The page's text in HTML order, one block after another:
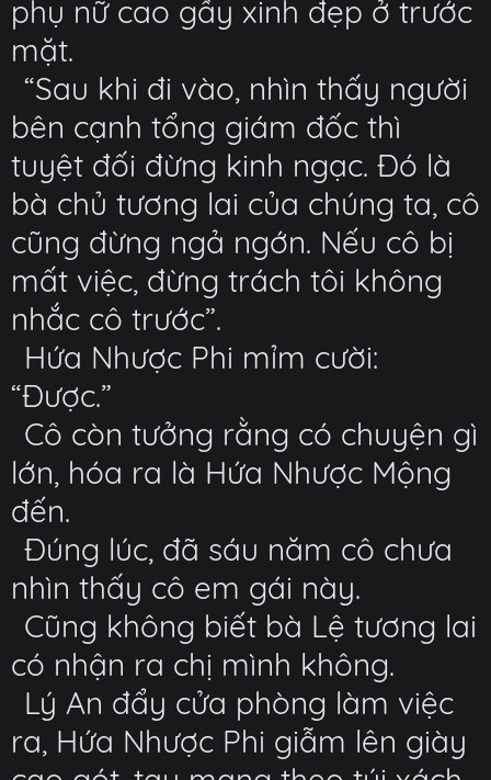
phụ nữ cao gầy xinh đẹp ở trước
mặt.
“Sau khi đi vào, nhìn thấy người
bên cạnh tổng giám đốc thì
tuyệt đối đừng kinh ngạc. Đó là
bà chủ tương lai của chúng ta, cô
cũng đừng ngả ngớn. Nếu cô bị
mất việc, đừng trách tôi không
nhắc cô trước”.
Hứa Nhược Phi mỉm cười:
“Được.”
Cô còn tưởng rằng có chuyện gì
lớn, hóa ra là Hứa Nhược Mộng
đến.
Đúng lúc, đã sáu năm cô chưa
nhìn thấy cô em gái này.
Cũng không biết bà Lệ tương lai
có nhận ra chị mình không.
Lý An đẩy cửa phòng làm việc
ra, Hứa Nhược Phi giẫm lên giày